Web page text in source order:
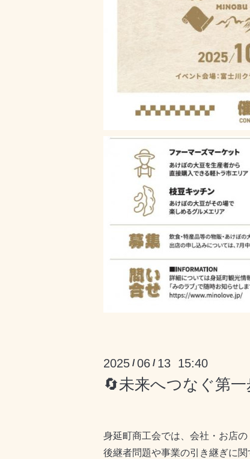
2025 /06 / 13 15:40
🔄未来へつなぐ第
身延町商工会では、会社・お店
後継者問題や事業の引き継ぎに